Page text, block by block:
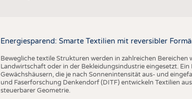
Energiesparend: Smarte Textilien mit reversibler
Bewegliche textile Strukturen werden in zahlreichen
Landwirtschaft oder in der Bekleidungsindustrie eingesetzt.
Gewächshäusern, die je nach Sonnenintensität aus- und
und Faserforschung Denkendorf (DITF) entwickeln Textilien
steuerbarer Geometrie.